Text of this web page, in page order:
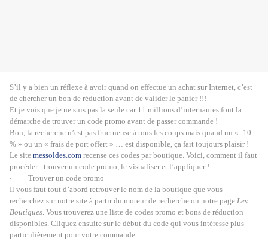
S’il y a bien un réflexe à avoir quand on effectue un achat sur Internet, c’est
de chercher un bon de réduction avant de valider le panier !!!
Et je vois que je ne suis pas la seule car 11 millions d’internautes font la
démarche de trouver un code promo avant de passer commande !
Bon, la recherche n’est pas fructueuse à tous les coups mais quand un « -10
% » ou un « frais de port offert » … est disponible, ça fait toujours plaisir !
Le site messoldes.com recense ces codes par boutique. Voici, comment il faut
procéder : trouver un code promo, le visualiser et l’appliquer !
· Trouver un code promo
Il vous faut tout d’abord retrouver le nom de la boutique que vous
recherchez sur notre site à partir du moteur de recherche ou notre page Les
Boutiques. Vous trouverez une liste de codes promo et bons de réduction
disponibles. Cliquez ensuite sur le début du code qui vous intéresse plus
particulièrement pour votre commande.